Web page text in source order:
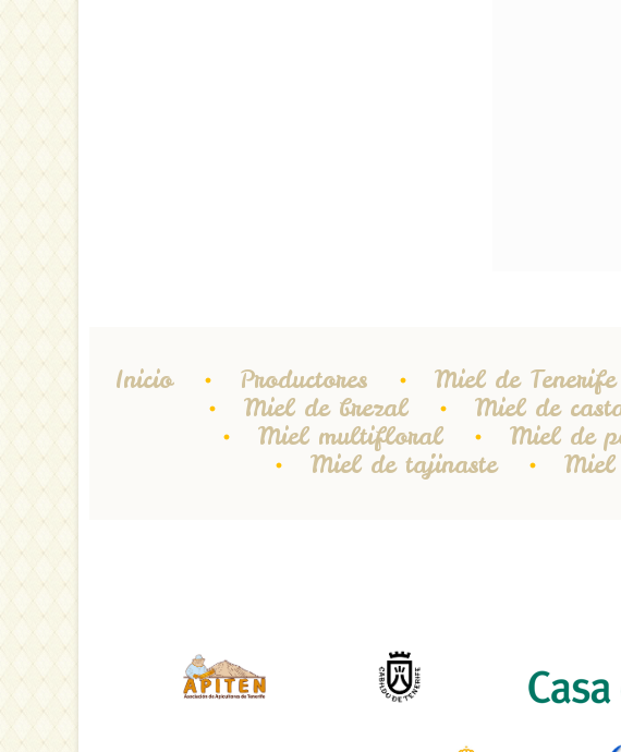
Inicio Productores Miel de Tenerife
Miel de brezal
Miel de
Miel multifloral
Miel de
Miel de tajinaste
Miel